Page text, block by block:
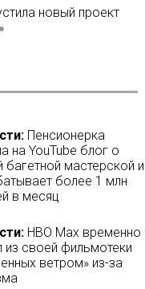
новый проект
Пенсионерка
на YouTube блог о
багетной мастерской и
более 1 млн
в месяц
HBO Max временно
из своей фильмотеки
ветром» из-за